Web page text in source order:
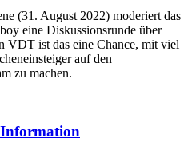
(31. August 2022) moderiert das
eine Diskussionsrunde über
VDT ist das eine Chance, mit viel
auf den
zu machen.